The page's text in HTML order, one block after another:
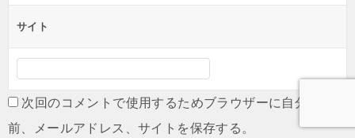
サイト
次回のコメントで使用するためブラウザーに自分の名
前、メールアドレス、サイトを保存する。